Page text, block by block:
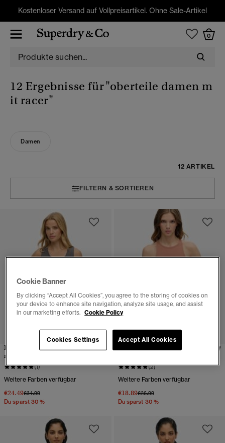
Kostenloser Versand auf Vollpreisartikel. Ohne Sale-Artikel
0
12 Ergebnisse für"oberteile damen m
it racer"
Damen
12 ARTIKEL
FILTERN & SORTIEREN
Psych Surf Racer-Tanktop
mit Grafik
(1)
Weitere Farben verfügbar
€24.49Preis wurde reduziert von
€34.99bis
Du sparst 30 %
Essential Racer-Tanktop mit
(2)
Weitere Farben verfügbar
€18.89Preis wurde reduziert von
€26.99bis
Du sparst 30 %
Cookie Banner
By clicking “Accept All Cookies”, you agree to the storing of cookies on
your device to enhance site navigation, analyze site usage, and assist
in our marketing efforts. Cookie Policy
Accept All Cookies
Cookies Settings